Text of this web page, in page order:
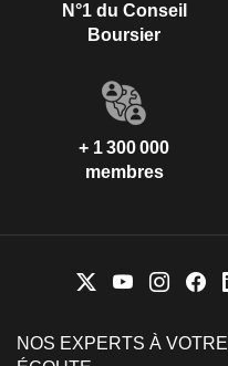
N°1 du Conseil
Boursier
+ 1 300 000
membres
NOS EXPERTS À VOTRE